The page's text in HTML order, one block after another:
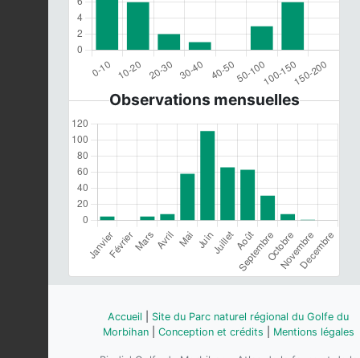
Observations mensuelles
Accueil
Site du Parc naturel régional du Golfe du
Morbihan| Conception et crédits Mentions légales